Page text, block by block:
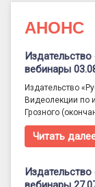
АНОНС
вебинары
Издательство
Видеолекции по
Грозного
Читать